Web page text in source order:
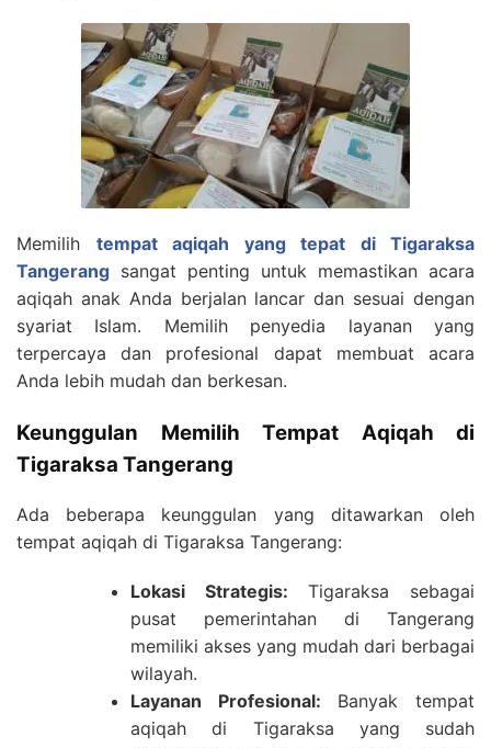
Memilih tempat aqiqah yang tepat di Tigaraksa
Tangerang sangat penting untuk memastikan acara
aqiqah anak Anda berjalan lancar dan sesuai dengan
syariat Islam. Memilih penyedia layanan yang
terpercaya dan profesional dapat membuat acara
Anda lebih mudah dan berkesan.
Keunggulan Memilih Tempat Aqiqah di
Tigaraksa Tangerang
Ada beberapa keunggulan yang ditawarkan oleh
tempat aqiqah di Tigaraksa Tangerang:
Lokasi Strategis: Tigaraksa sebagai
pusat pemerintahan di Tangerang
memiliki akses yang mudah dari berbagai
wilayah.
Layanan Profesional: Banyak tempat
aqiqah di Tigaraksa yang sudah